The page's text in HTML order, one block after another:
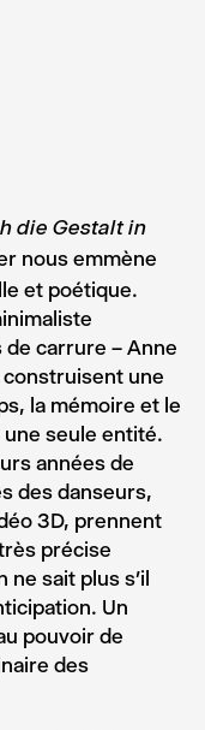
die Gestalt in
nous emmène
et poétique.
carrure – Anne
construisent une
la mémoire et le
seule entité.
années de
des danseurs,
3D, prennent
précise
sait plus s’il
Un
pouvoir de
des